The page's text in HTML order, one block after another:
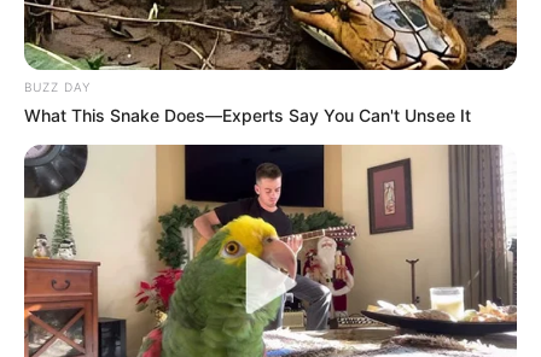
Anti Mainstream, 10 Cara
Membawa Barang Belanjaan
Versi Warga Thailand
BUZZ DAY
What This Snake Does—Experts Say You Can't Unsee It